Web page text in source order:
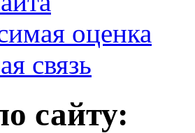
оценка
связь
сайту: